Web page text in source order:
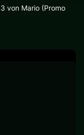
von Mario (Promo